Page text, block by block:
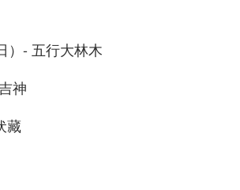
）- 五行大林木
神
藏